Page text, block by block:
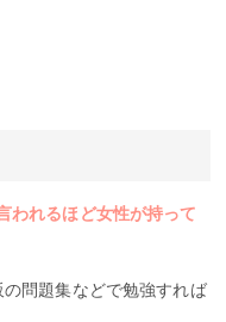
われるほど女性が持って
問題集などで勉強すれば